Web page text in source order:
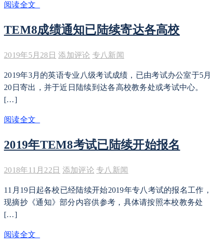
阅读全文
TEM8成绩通知已陆续寄达各高校
2019年5月28日 添加评论 专八新闻
2019年3月的英语专业八级考试成绩，已由考试办公室于5月
20日寄出，并于近日陆续到达各高校教务处或考试中心。
[…]
阅读全文
2019年TEM8考试已陆续开始报名
2018年11月22日 添加评论 专八新闻
11月19日起各校已经陆续开始2019年专八考试的报名工作，
现摘抄《通知》部分内容供参考，具体请按照本校教务处
[…]
阅读全文